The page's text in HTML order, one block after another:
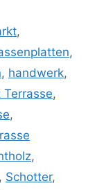
,
,
, handwerk,
Terrasse,
,
,
, Schotter,